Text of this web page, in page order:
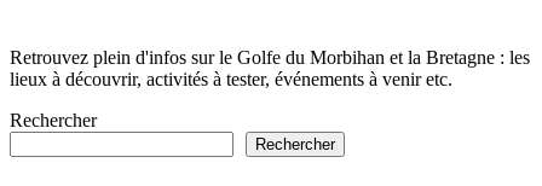
Retrouvez plein d'infos sur le Golfe du Morbihan et la Bretagne : les
lieux à découvrir, activités à tester, événements à venir etc.
Rechercher
Rechercher